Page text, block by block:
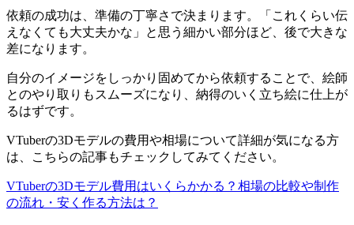
依頼の成功は、準備の丁寧さで決まります。「これくらい伝
えなくても大丈夫かな」と思う細かい部分ほど、後で大きな
差になります。
自分のイメージをしっかり固めてから依頼することで、絵師
とのやり取りもスムーズになり、納得のいく立ち絵に仕上が
るはずです。
VTuberの3Dモデルの費用や相場について詳細が気になる方
は、こちらの記事もチェックしてみてください。
VTuberの3Dモデル費用はいくらかかる？相場の比較や制作
の流れ・安く作る方法は？